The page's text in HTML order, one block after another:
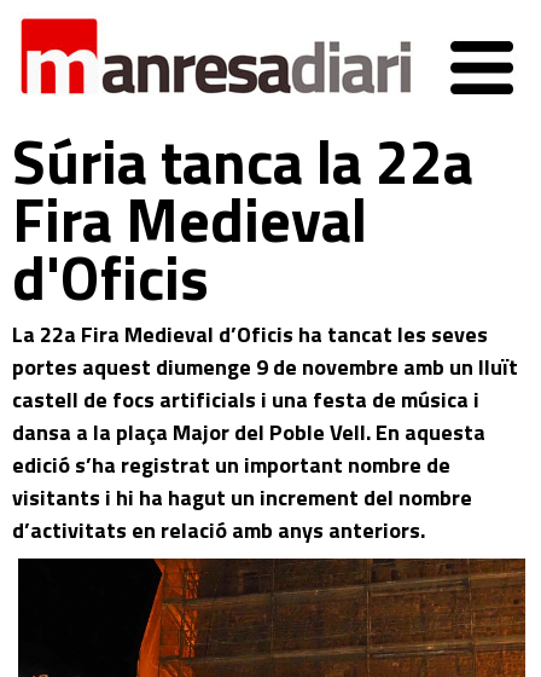
Súria tanca la 22a
Fira Medieval
d'Oficis
La 22a Fira Medieval d’Oficis ha tancat les seves
portes aquest diumenge 9 de novembre amb un lluït
castell de focs artificials i una festa de música i
dansa a la plaça Major del Poble Vell. En aquesta
edició s’ha registrat un important nombre de
visitants i hi ha hagut un increment del nombre
d’activitats en relació amb anys anteriors.